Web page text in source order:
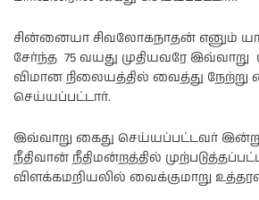
சின்னையா சிவலோகநாதன் எனும்
சேர்ந்த 75 வயது முதியவரே
விமான நிலையத்தில் வைத்து நேற்று
செய்யப்பட்டார்.
இவ்வாறு கைது செய்யப்பட்டவர்
நீதிவான் நீதிமன்றத்தில்
விளக்கமறியலில் வைக்குமாறு